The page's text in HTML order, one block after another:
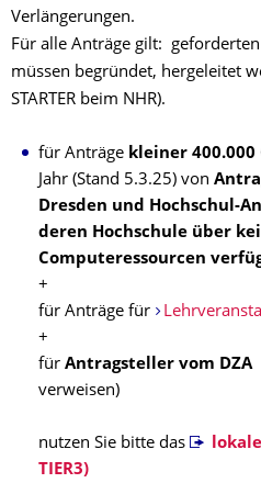
Verlängerungen.
Für alle Anträge gilt: geforderten
müssen begründet, hergeleitet
STARTER beim NHR).
für Anträge kleiner 400.000
Jahr (Stand 5.3.25) von
Dresden und Hochschul-
deren Hochschule über
Computeressourcen
+
für Anträge für
+
für Antragsteller vom DZA
verweisen)
nutzen Sie bitte das
TIER3)